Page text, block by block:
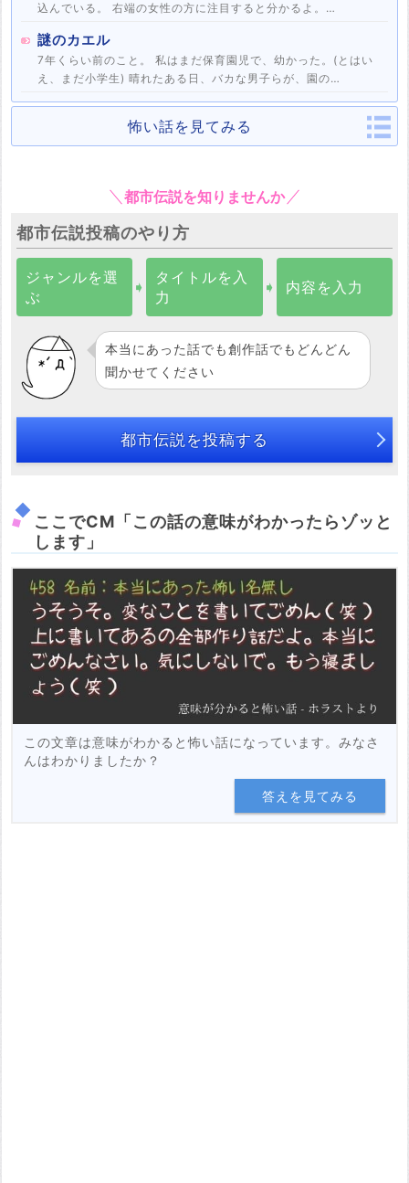
込んでいる。 右端の女性の方に注目すると分かるよ。…
謎のカエル
7年くらい前のこと。 私はまだ保育園児で、幼かった。(とはい
え、まだ小学生) 晴れたある日、バカな男子らが、園の…
怖い話を見てみる
都市伝説を知りませんか
都市伝説投稿のやり方
ジャンルを選
ぶ
➧
タイトルを入
力
➧ 内容を入力
本当にあった話でも創作話でもどんどん
聞かせてください
都市伝説を投稿する
ここでCM「この話の意味がわかったらゾッと
します」
この文章は意味がわかると怖い話になっています。みなさ
んはわかりましたか？
答えを見てみる